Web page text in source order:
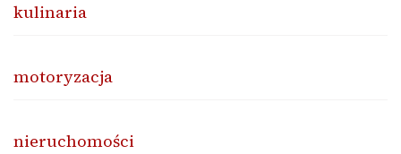
kulinaria
motoryzacja
nieruchomości